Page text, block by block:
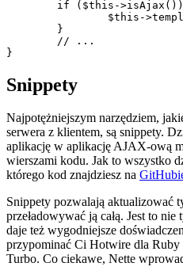
Snippety
Najpotężniejszym narzędziem,
serwera z klientem, są snippety.
aplikację w aplikację AJAX-ową
wierszami kodu. Jak to wszystko
którego kod znajdziesz na
Snippety pozwalają aktualizować
przeładowywać ją całą. Jest to
daje też wygodniejsze
przypominać Ci Hotwire dla
Turbo. Co ciekawe, Nette